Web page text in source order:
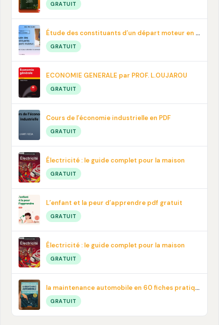
GRATUIT
Étude des constituants d’un départ moteur en PDF
GRATUIT
ECONOMIE GENERALE par PROF. L.OUJAROU
GRATUIT
Cours de l’économie industrielle en PDF
GRATUIT
Électricité : le guide complet pour la maison
GRATUIT
L’enfant et la peur d’apprendre pdf gratuit
GRATUIT
Électricité : le guide complet pour la maison
GRATUIT
la maintenance automobile en 60 fiches pratiques en PDF
GRATUIT